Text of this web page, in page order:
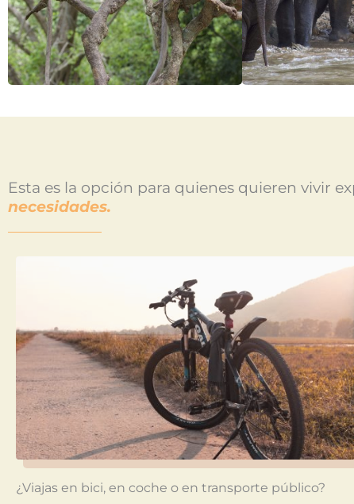
Esta es la opción para quienes quieren vivir
necesidades.
¿Viajas en bici, en coche o en transporte público?